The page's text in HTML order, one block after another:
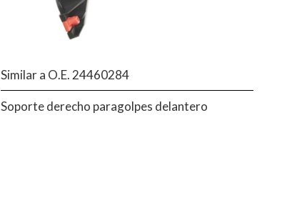
Similar a O.E. 24460284
Soporte derecho paragolpes delantero